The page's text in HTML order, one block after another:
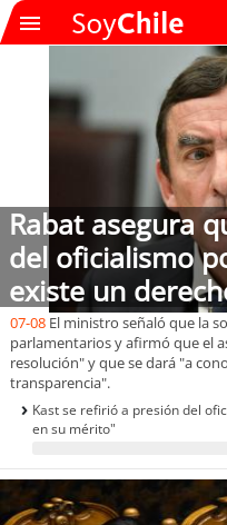
SOYTV
Actualidad
Entretención
Economía
Deportes
Sostenibilidad
Rabat asegura
del oficialismo
existe un
07-08 El ministro señaló que la
parlamentarios y afirmó que el
resolución" y que se dará "a
transparencia".
Kast se refirió a presión del
en su mérito"